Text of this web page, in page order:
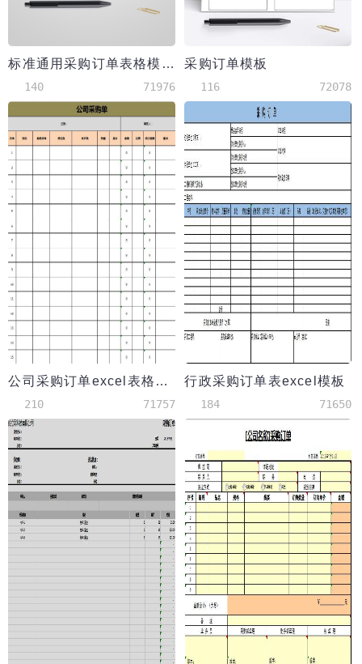
标准通用采购订单表格模板
140 71976
采购订单模板
116 72078
公司采购订单excel表格模板
210 71757
行政采购订单表excel模板
184 71650